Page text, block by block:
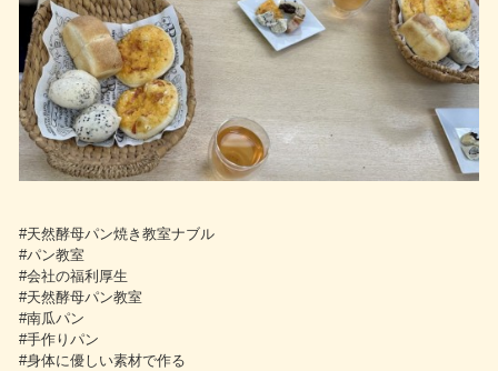
#天然酵母パン焼き教室ナブル
#パン教室
#会社の福利厚生
#天然酵母パン教室
#南瓜パン
#手作りパン
#身体に優しい素材で作る